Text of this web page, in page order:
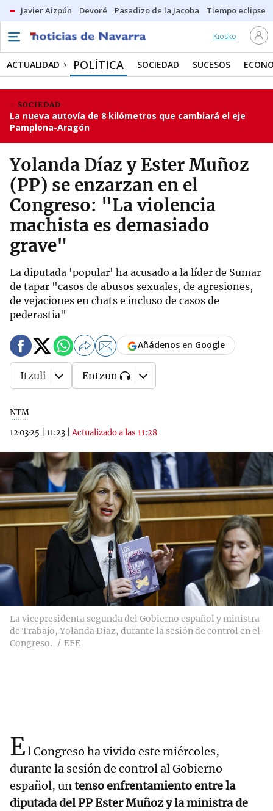
Javier Aizpún Devoré Pasadizo de la Jacoba Tiempo eclipse
Kiosko
ACTUALIDAD POLÍTICA SOCIEDAD SUCESOS
SOCIEDAD
La nueva autovía de 8 kilómetros que cambiará el eje
Pamplona-Aragón
Yolanda Díaz y Ester Muñoz
(PP) se enzarzan en el
Congreso: "La violencia
machista es demasiado
grave"
La diputada 'popular' ha acusado a la líder de Sumar
de tapar "casos de abusos sexuales, de agresiones,
de vejaciones en chats e incluso de casos de
pederastia"
NTM
12·03·25
11:23 |Actualizado a las 11:28
Añádenos en Google
Itzuli Entzun
La vicepresidenta segunda del Gobierno español y ministra
de Trabajo, Yolanda Díaz, durante la sesión de control en el
Congreso.
EFE
El Congreso ha vivido este miércoles,
durante la sesión de control al Gobierno
español, untenso enfrentamiento entre la
diputada del PP Ester Muñoz y la ministra de